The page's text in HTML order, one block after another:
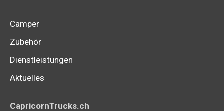
Camper
Zubehör
Dienstleistungen
Aktuelles
CapricornTrucks.ch